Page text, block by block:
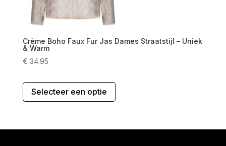
Crème Boho Faux Fur Jas Dames Straatstijl – Uniek
& Warm
€ 34.95
Selecteer een optie
heeft